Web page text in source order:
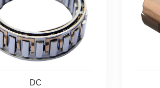
DC